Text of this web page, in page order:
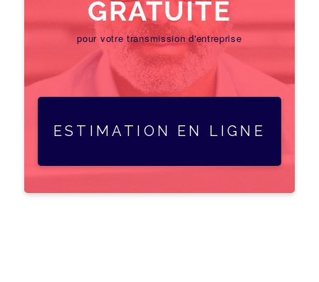
GRATUITE
pour votre transmission d'entreprise
ESTIMATION EN LIGNE